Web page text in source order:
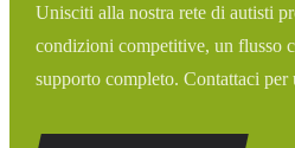
Unisciti alla nostra rete di autisti
condizioni competitive, un flusso
supporto completo. Contattaci